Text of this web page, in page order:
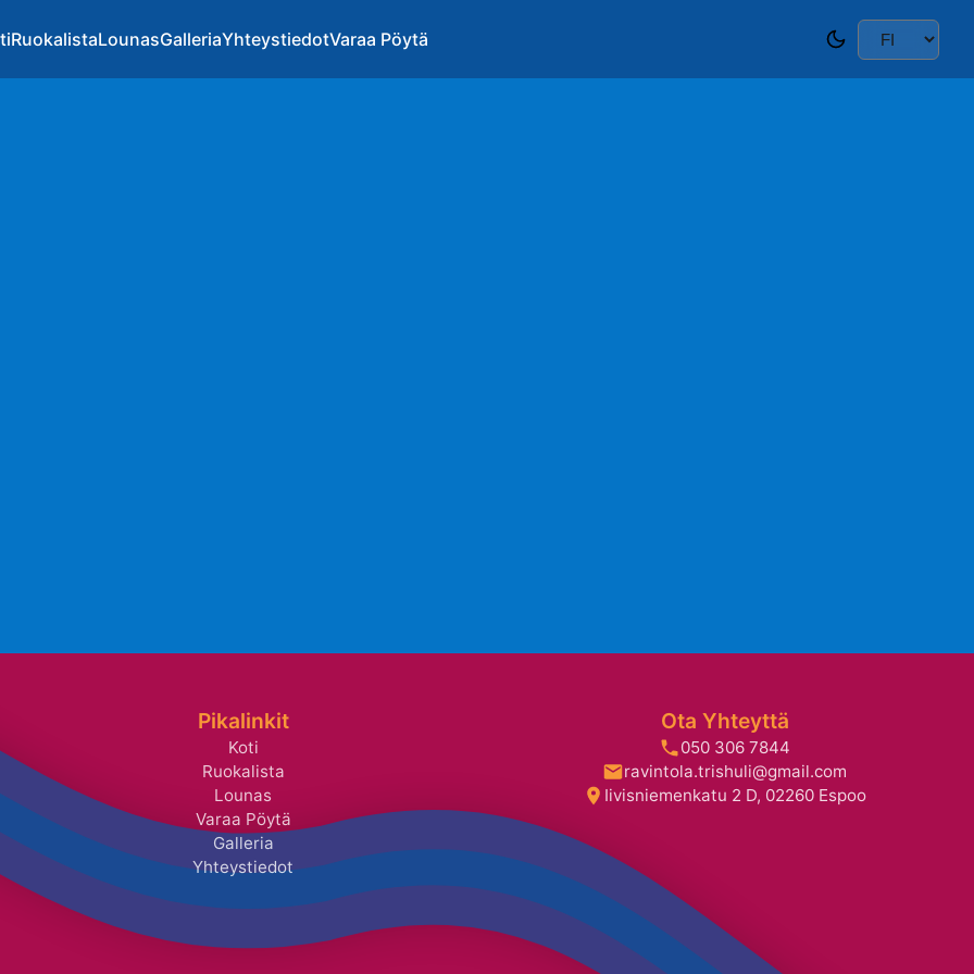
RuokalistaLounasGalleriaYhteystiedotVaraa Pöytä
Pikalinkit
Koti
Ruokalista
Lounas
Varaa Pöytä
Galleria
Yhteystiedot
Ota Yhteyttä
050 306 7844
ravintola.trishuli@gmail.com
Iivisniemenkatu 2 D, 02260 Espoo